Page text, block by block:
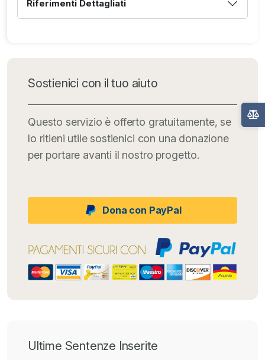
Riferimenti Dettagliati
Sostienici con il tuo aiuto
Questo servizio è offerto gratuitamente, se
lo ritieni utile sostienici con una donazione
per portare avanti il nostro progetto.
Dona con PayPal
Ultime Sentenze Inserite